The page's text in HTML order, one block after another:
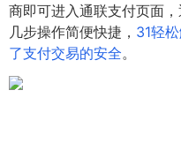
商即可进入通联支付页面
几步操作简便快捷， 31轻
了支付交易的安全。